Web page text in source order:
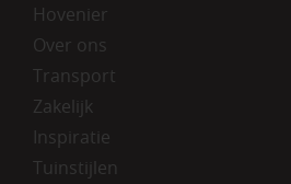
Hovenier
Over ons
Transport
Zakelijk
Inspiratie
Tuinstijlen